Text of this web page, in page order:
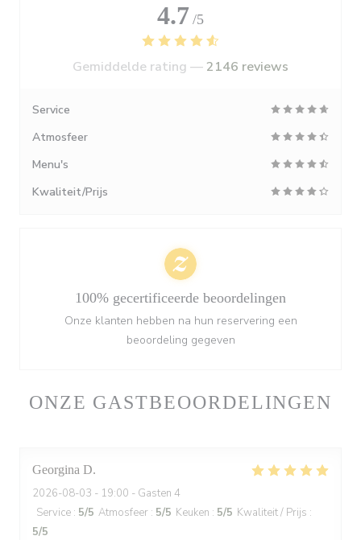
ONZE GASTBEOORDELINGEN
Georgina D
2026-08-03 - 19:00 - Gasten 4
Service : 5/5 Atmosfeer : 5/5 Keuken : 5/5 Kwaliteit / Prijs :
5/5
4.7 /5
Gemiddelde rating — 2146 reviews
Service
Atmosfeer
Menu's
Kwaliteit/Prijs
100% gecertificeerde beoordelingen
Onze klanten hebben na hun reservering een
beoordeling gegeven